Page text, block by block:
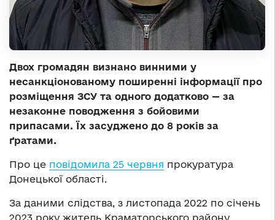
Двох громадян визнано винними у
несанкціонованому поширенні інформації про
розміщення ЗСУ та одного додатково — за
незаконне поводження з бойовими
припасами. Їх засуджено до 8 років за
ґратами.
Про це повідомила 25 червня прокуратура
Донецької області.
За даними слідства, з листопада 2022 по січень
2023 року житель Краматорського району